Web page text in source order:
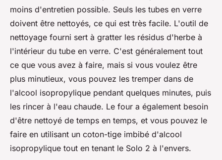
moins d'entretien possible. Seuls les tubes en verre
doivent être nettoyés, ce qui est très facile. L'outil de
nettoyage fourni sert à gratter les résidus d'herbe à
l'intérieur du tube en verre. C'est généralement tout
ce que vous avez à faire, mais si vous voulez être
plus minutieux, vous pouvez les tremper dans de
l'alcool isopropylique pendant quelques minutes, puis
les rincer à l'eau chaude. Le four a également besoin
d'être nettoyé de temps en temps, et vous pouvez le
faire en utilisant un coton-tige imbibé d'alcool
isopropylique tout en tenant le Solo 2 à l'envers.